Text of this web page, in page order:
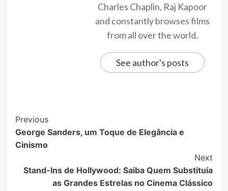
Charles Chaplin, Raj Kapoor
and constantly browses films
from all over the world.
See author's posts
Previous
George Sanders, um Toque de Elegância e
Cinismo
Next
Stand-Ins de Hollywood: Saiba Quem Substituía
as Grandes Estrelas no Cinema Clássico